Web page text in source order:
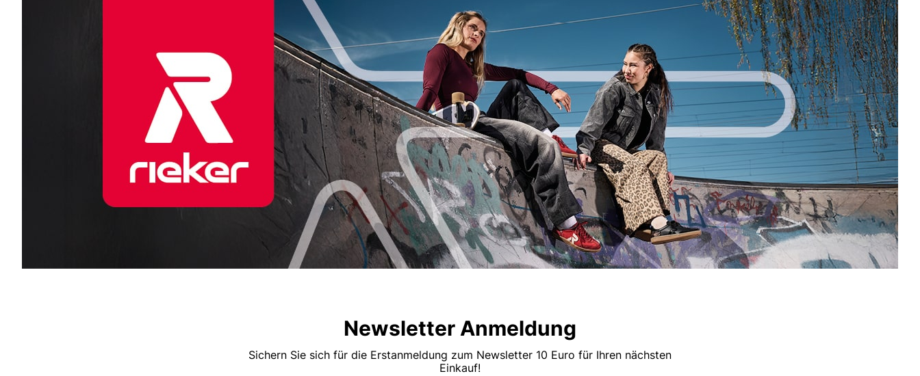
Newsletter Anmeldung
Sichern Sie sich für die Erstanmeldung zum Newsletter 10 Euro für Ihren nächsten
Einkauf!